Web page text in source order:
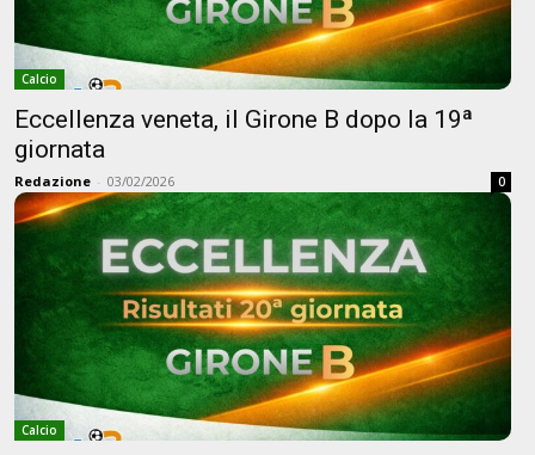
Calcio
Eccellenza veneta, il Girone B dopo la 19ª
giornata
Redazione - 03/02/2026 0
Calcio